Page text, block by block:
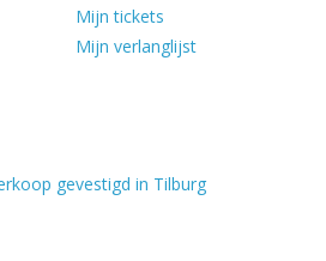
Mijn tickets
Mijn verlanglijst
gevestigd in Tilburg